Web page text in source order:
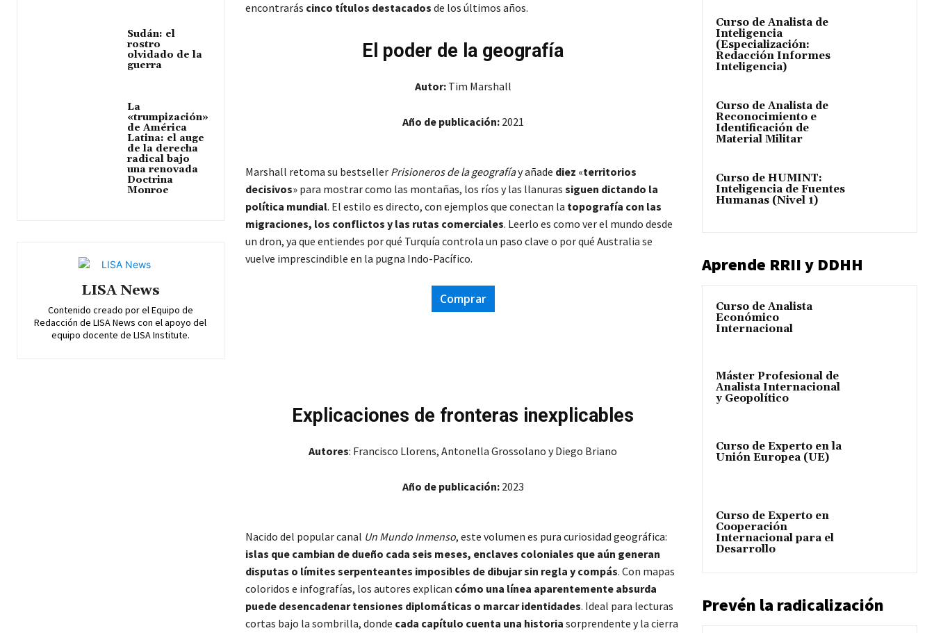
Sudán: el
rostro
olvidado de la
guerra
La
«trumpización»
de América
Latina: el auge
de la derecha
radical bajo
una renovada
Doctrina
Monroe
LISA News
Contenido creado por el Equipo de
Redacción de LISA News con el apoyo del
equipo docente de LISA Institute.
encontrarás cinco títulos destacados de los últimos años.
El poder de la geografía
Autor:Tim Marshall
Año de publicación: 2021
Marshall retoma su bestseller Prisioneros de la geografíay añade diez «territorios
decisivos» para mostrar como las montañas, los ríos y las llanuras siguen dictando la
política mundial. El estilo es directo, con ejemplos que conectan la topografía con las
migraciones, los conflictos y las rutas comerciales. Leerlo es como ver el mundo desde
un dron, ya que entiendes por qué Turquía controla un paso clave o por qué Australia se
vuelve imprescindible en la pugna Indo-Pacífico.
Comprar
Explicaciones de fronteras inexplicables
Autores: Francisco Llorens, Antonella Grossolano y Diego Briano
Año de publicación: 2023
Nacido del popular canal Un Mundo Inmenso, este volumen es pura curiosidad geográfica:
islas que cambian de dueño cada seis meses, enclaves coloniales que aún generan
disputas o límites serpenteantes imposibles de dibujar sin regla y compás. Con mapas
coloridos e infografías, los autores explican cómo una línea aparentemente absurda
puede desencadenar tensiones diplomáticas o marcar identidades. Ideal para lecturas
cortas bajo la sombrilla, donde cada capítulo cuenta una historia sorprendente y la cierra
Curso de Analista de
Inteligencia
(Especialización:
Redacción Informes
Inteligencia)
Curso de Analista de
Reconocimiento e
Identificación de
Material Militar
Curso de HUMINT:
Inteligencia de Fuentes
Humanas (Nivel 1)
Aprende RRII y DDHH
Curso de Analista
Económico
Internacional
Máster Profesional de
Analista Internacional
y Geopolítico
Curso de Experto en la
Unión Europea (UE)
Curso de Experto en
Cooperación
Internacional para el
Desarrollo
Prevén la radicalización